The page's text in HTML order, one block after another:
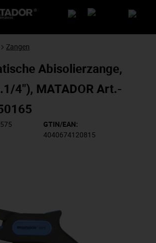
Zangen
Abisolierzange,
4"), MATADOR Art.-
GTIN/EAN:
4040674120815